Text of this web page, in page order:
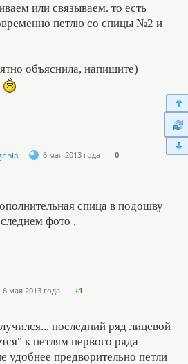
или связываем. то есть
петлю со спицы №2 и
объяснила, напишите)
6 мая 2013 года 0
спица в подошву
фото .
6 мая 2013 года +1
последний ряд лицевой
к петлям первого ряда
удобнее предворительно петли